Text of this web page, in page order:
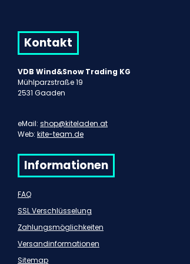
Kontakt
VDB Wind&Snow Trading KG
Mühlparzstraße 19
2531 Gaaden
eMail: shop@kiteladen.at
Web: kite-team.de
Informationen
FAQ
SSL Verschlüsselung
Zahlungsmöglichkeiten
Versandinformationen
Sitemap